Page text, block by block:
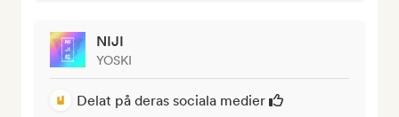
NIJI
YOSKI
Delat på deras sociala medier